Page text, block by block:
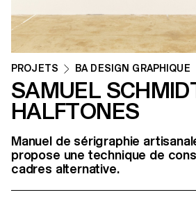
PROJETS BA DESIGN GRAPHIQUE
SAMUEL
HALFTONES
Manuel de sérigraphie
propose une technique de
cadres alternative.